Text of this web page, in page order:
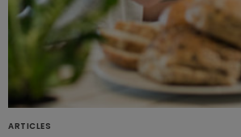
ARTICLES